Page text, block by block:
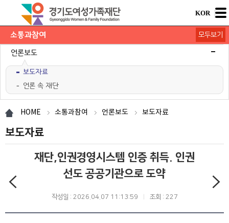
KOR
소통과참여
공지사항
채용공고
모집/행사
카드뉴스
언론보도
보도자료
언론 속 재단
도민의 의견
재단 간행물
모두보기
HOME 소통과참여 언론보도 보도자료
보도자료
재단,인권경영시스템 인증 취득. 인권
선도 공공기관으로 도약
작성일 : 2026.04.07 11:13:59 조회 : 227